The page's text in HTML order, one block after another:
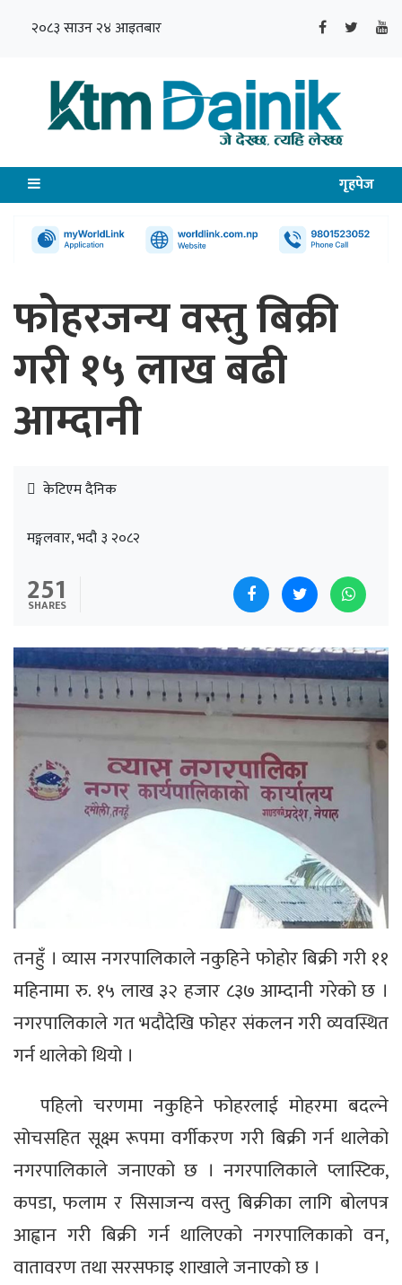
२०८३ साउन २४ आइतबार
गृहपेज
फोहरजन्य वस्तु बिक्री
गरी १५ लाख बढी
आम्दानी
केटिएम दैनिक
मङ्गलवार, भदौ ३ २०८२
251
SHARES
तनहुँ । व्यास नगरपालिकाले नकुहिने फोहोर बिक्री गरी ११
महिनामा रु. १५ लाख ३२ हजार ८३७ आम्दानी गरेको छ ।
नगरपालिकाले गत भदौदेखि फोहर संकलन गरी व्यवस्थित
गर्न थालेको थियो ।
पहिलो चरणमा नकुहिने फोहरलाई मोहरमा बदल्ने
सोचसहित सूक्ष्म रूपमा वर्गीकरण गरी बिक्री गर्न थालेको
नगरपालिकाले जनाएको छ । नगरपालिकाले प्लास्टिक,
कपडा, फलाम र सिसाजन्य वस्तु बिक्रीका लागि बोलपत्र
आह्वान गरी बिक्री गर्न थालिएको नगरपालिकाको वन,
वातावरण तथा सरसफाइ शाखाले जनाएको छ ।